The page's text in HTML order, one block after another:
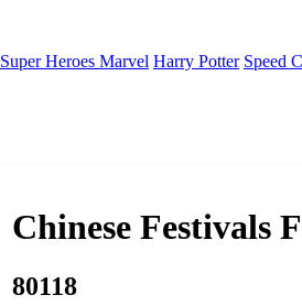
Super Heroes Marvel Harry Potter Speed
Chinese Festivals
80118